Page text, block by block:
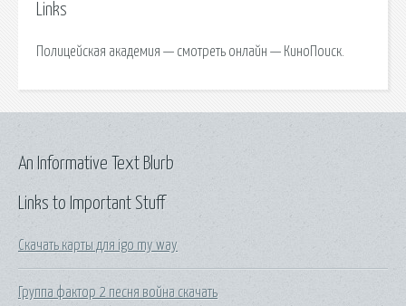
Links
Полицейская академия — смотреть онлайн — КиноПоиск.
Links to Important Stuff
Скачать карты для igo my way
Группа фактор 2 песня война скачать
An Informative Text Blurb